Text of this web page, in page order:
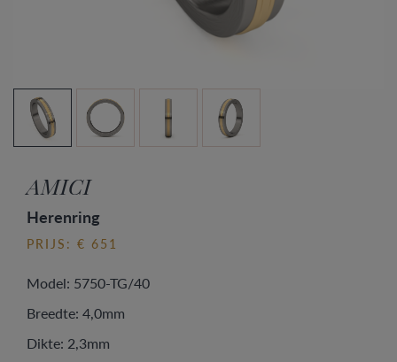
AMICI
Herenring
PRIJS: € 651
Model: 5750-TG/40
Breedte: 4,0mm
Dikte: 2,3mm